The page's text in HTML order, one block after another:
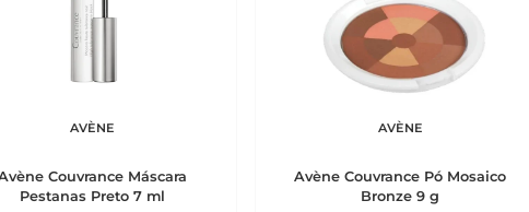
AVÈNE
Couvrance Máscara
Pestanas Preto 7 ml
AVÈNE
Avène Couvrance Pó Mosaico
Bronze 9 g